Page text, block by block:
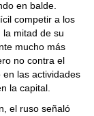
en balde.
competir a los
mitad de su
mucho más
no contra el
las actividades
la capital.
el ruso señaló